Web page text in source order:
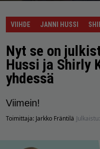
VIIHDE JANNI HUSSI
Nyt se on
Hussi ja Shirly
yhdessä
Viimein!
Toimittaja: Jarkko Fräntilä Julkaistu: